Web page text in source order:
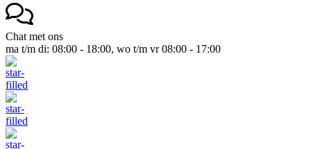
Chat met ons
ma t/m di: 08:00 - 18:00, wo t/m vr 08:00 - 17:00